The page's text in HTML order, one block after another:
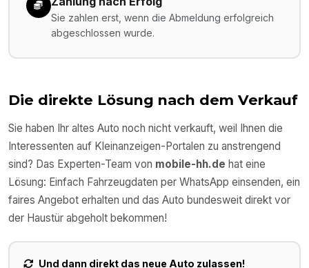
Sie zahlen erst, wenn die Abmeldung erfolgreich
abgeschlossen wurde.
Die direkte Lösung nach dem Verkauf
Sie haben Ihr altes Auto noch nicht verkauft, weil Ihnen die
Interessenten auf Kleinanzeigen-Portalen zu anstrengend
sind? Das Experten-Team von mobile-hh.de hat eine
Lösung: Einfach Fahrzeugdaten per WhatsApp einsenden, ein
faires Angebot erhalten und das Auto bundesweit direkt vor
der Haustür abgeholt bekommen!
Und dann direkt das neue Auto zulassen!